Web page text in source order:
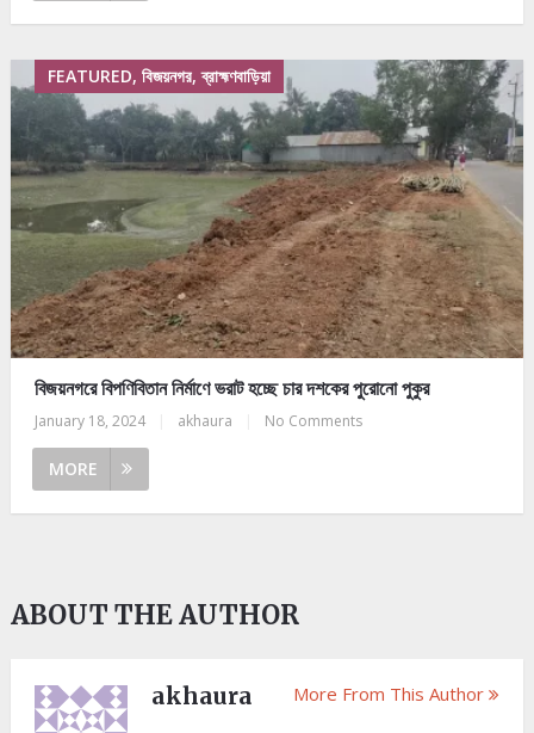
FEATURED, বিজয়নগর, ব্রাহ্মণবাড়িয়া
বিজয়নগরে বিপণিবিতান নির্মাণে ভরাট হচ্ছে চার দশকের পুরোনো পুকুর
January 18, 2024 akhaura No Comments
MORE
ABOUT THE AUTHOR
akhaura More From This Author